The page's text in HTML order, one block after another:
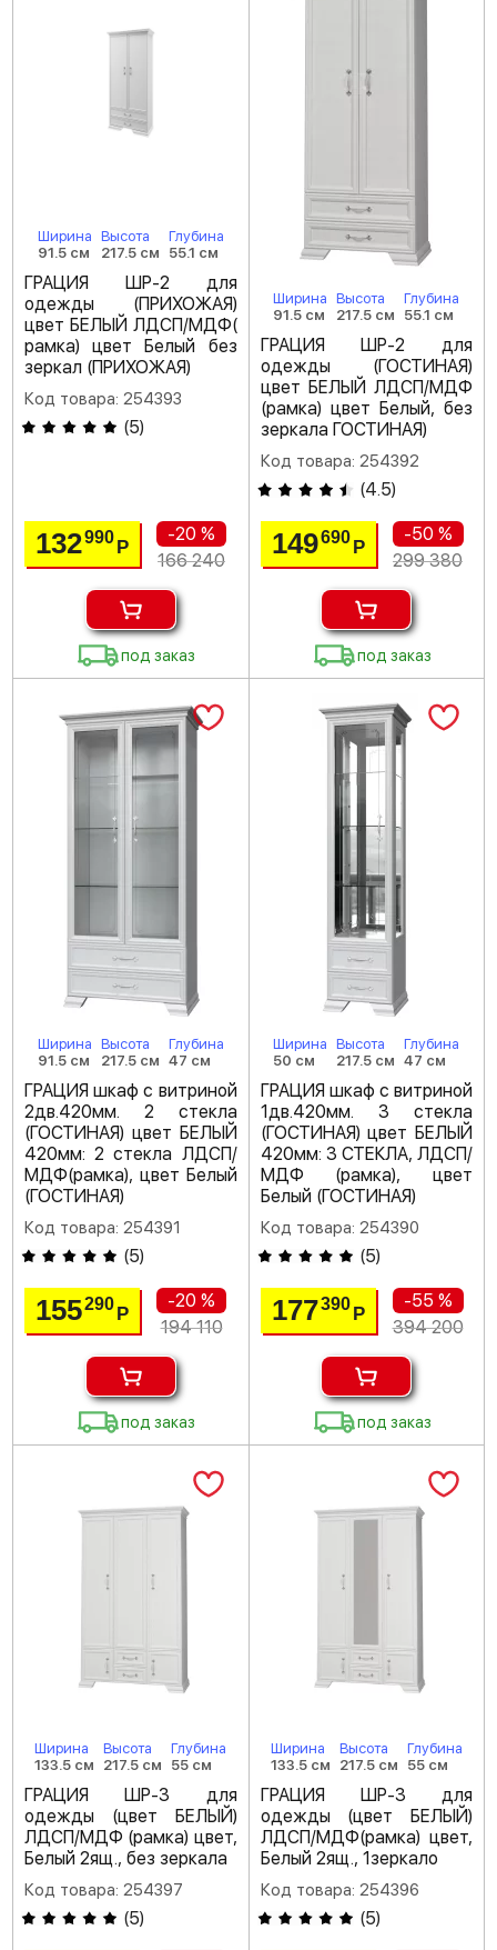
Ширина
91.5 см
Высота
217.5 см
Глубина
55.1 см
ГРАЦИЯ ШР-2 для
одежды (ПРИХОЖАЯ)
цвет БЕЛЫЙ ЛДСП/МДФ(
рамка) цвет Белый без
зеркал (ПРИХОЖАЯ)
Код товара: 254393
(5)
132990Р
-20 %
166 240
под заказ
Ширина
91.5 см
Высота
217.5 см
Глубина
55.1 см
ГРАЦИЯ ШР-2 для
одежды (ГОСТИНАЯ)
цвет БЕЛЫЙ ЛДСП/МДФ
(рамка) цвет Белый, без
зеркала ГОСТИНАЯ)
Код товара: 254392
(4.5)
149690 Р
-50 %
299 380
под заказ
Ширина
91.5 см
Высота
217.5 см
Глубина
47 см
ГРАЦИЯ шкаф с витриной
2дв.420мм. 2 стекла
(ГОСТИНАЯ) цвет БЕЛЫЙ
420мм: 2 стекла ЛДСП/
МДФ(рамка), цвет Белый
(ГОСТИНАЯ)
Код товара: 254391
(5)
155290Р
-20 %
194 110
под заказ
Ширина
50 см
Высота
217.5 см
Глубина
47 см
ГРАЦИЯ шкаф с витриной
1дв.420мм. 3 стекла
(ГОСТИНАЯ) цвет БЕЛЫЙ
420мм: 3 СТЕКЛА, ЛДСП/
МДФ (рамка), цвет
Белый (ГОСТИНАЯ)
Код товара: 254390
(5)
177390 Р
-55 %
394 200
под заказ
Ширина
133.5 см
Высота
217.5 см
Глубина
55 см
ГРАЦИЯ ШР-3 для
одежды (цвет БЕЛЫЙ)
ЛДСП/МДФ (рамка) цвет,
Белый 2ящ., без зеркала
Код товара: 254397
(5)
Ширина
133.5 см
Высота
217.5 см
Глубина
55 см
ГРАЦИЯ ШР-3 для
одежды (цвет БЕЛЫЙ)
ЛДСП/МДФ(рамка) цвет,
Белый 2ящ., 1зеркало
Код товара: 254396
(5)